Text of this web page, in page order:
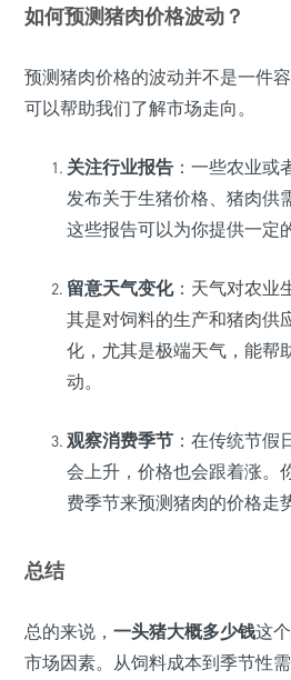
如何预测猪肉价格波动？
预测猪肉价格的波动并不是一件
可以帮助我们了解市场走向。
关注行业报告 ：一些农业或
发布关于生猪价格、猪肉供
这些报告可以为你提供一定
留意天气变化：天气对农业
其是对饲料的生产和猪肉供
化，尤其是极端天气，能帮
动。
观察消费季节 ：在传统节假
会上升，价格也会跟着涨。
费季节来预测猪肉的价格走
总结
总的来说， 一头猪大概多少钱这
市场因素。从饲料成本到季节性